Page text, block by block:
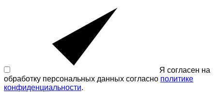
Я согласен на
обработку персональных данных согласно политике
конфиденциальности.